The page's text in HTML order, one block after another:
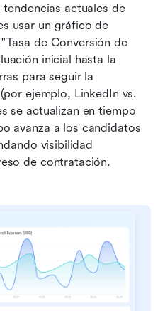
actuales de
usar un gráfico de
de Conversión de
inicial hasta la
para seguir la
ejemplo, LinkedIn vs.
se actualizan en tiempo
avanza a los candidatos
visibilidad
de contratación.